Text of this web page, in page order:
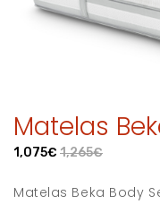
Matelas
1,075€ 1,265€
Matelas Beka Body